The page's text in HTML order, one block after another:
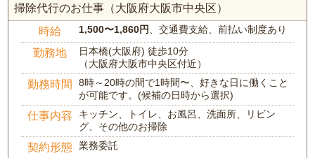
掃除代行のお仕事（大阪府大阪市中央区）
時給 1,500〜1,860円 、交通費支給、前払い制度あり
勤務地
日本橋(大阪府) 徒歩10分
（大阪府大阪市中央区付近）
勤務時間
8時～20時の間で1時間〜、好きな日に働くこと
が可能です。(候補の日時から選択)
仕事内容
キッチン、トイレ、お風呂、洗面所、リビン
グ、その他のお掃除
契約形態 業務委託